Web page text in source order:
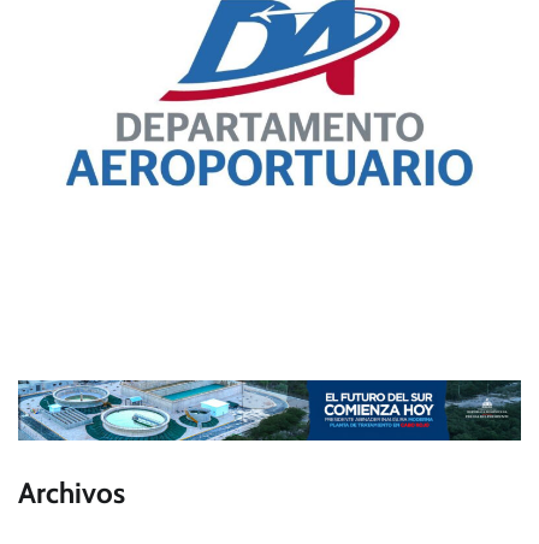
Archivos